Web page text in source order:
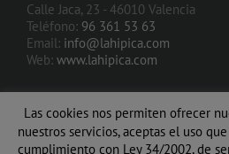
Calle Jaca, 23 - 46010 Valencia
Teléfono: 96 361 53 63
Email: info@lahipica.com
Web: www.lahipica.com
Las cookies nos permiten ofrecer
nuestros servicios, aceptas el uso
cumplimiento con Ley 34/2002, de